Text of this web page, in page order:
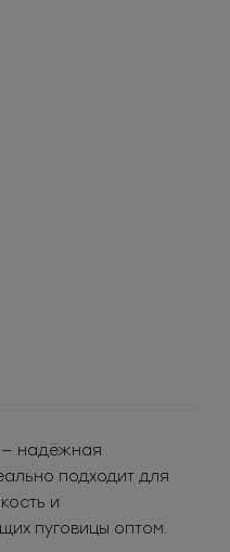
— надёжная
подходит для
и
пуговицы оптом.